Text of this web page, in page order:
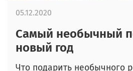
Самый необычный
новый год
Что подарить необычного
05.12.2020